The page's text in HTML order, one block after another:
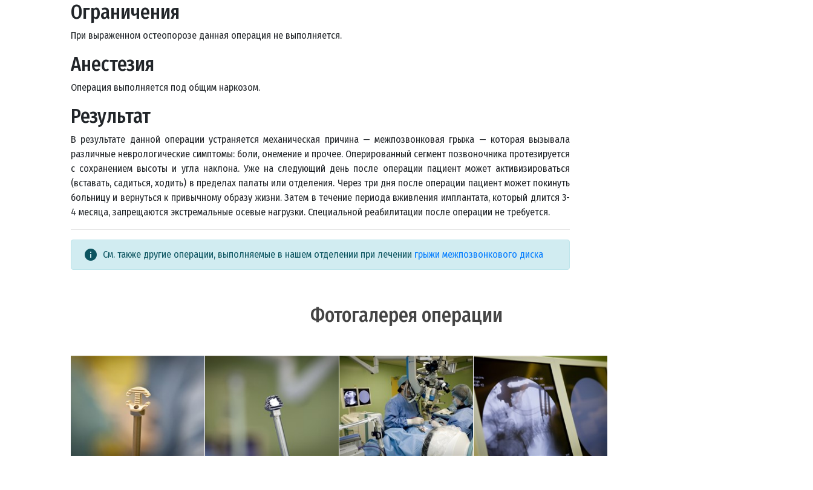
Ограничения
При выраженном остеопорозе данная операция не выполняется.
Анестезия
Операция выполняется под общим наркозом.
Результат
В результате данной операции устраняется механическая причина — межпозвонковая грыжа — которая вызывала
различные неврологические симптомы: боли, онемение и прочее. Оперированный сегмент позвоночника протезируется
с сохранением высоты и угла наклона. Уже на следующий день после операции пациент может активизироваться
(вставать, садиться, ходить) в пределах палаты или отделения. Через три дня после операции пациент может покинуть
больницу и вернуться к привычному образу жизни. Затем в течение периода вживления имплантата, который длится 3-
4 месяца, запрещаются экстремальные осевые нагрузки. Специальной реабилитации после операции не требуется.
info См. также другие операции, выполняемые в нашем отделении при лечении грыжи межпозвонкового диска
Фотогалерея операции
В данной операции на место
удаленного
межпозвонкового диска
может быть установлен
фиксируемый кейдж...
...и нефиксируемый кейдж. В
этом случае для фиксации
позвонков добавляется
пластина.
Этап удаления
межпозвонковой грыжи.
Установка кейджа происходит
под контролем ЭОП.